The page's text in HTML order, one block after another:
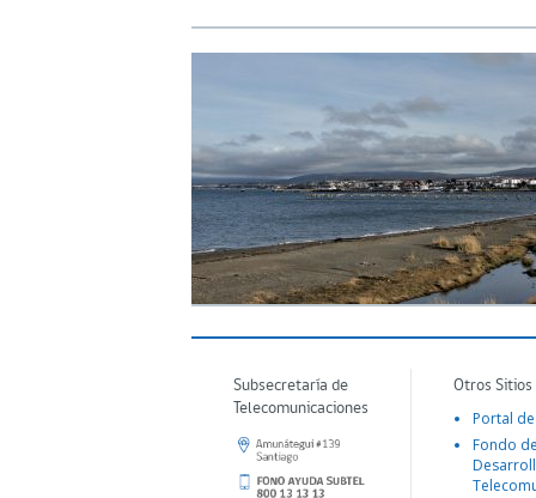
Subsecretaría de
Telecomunicaciones
Otros
Portal
Fondo